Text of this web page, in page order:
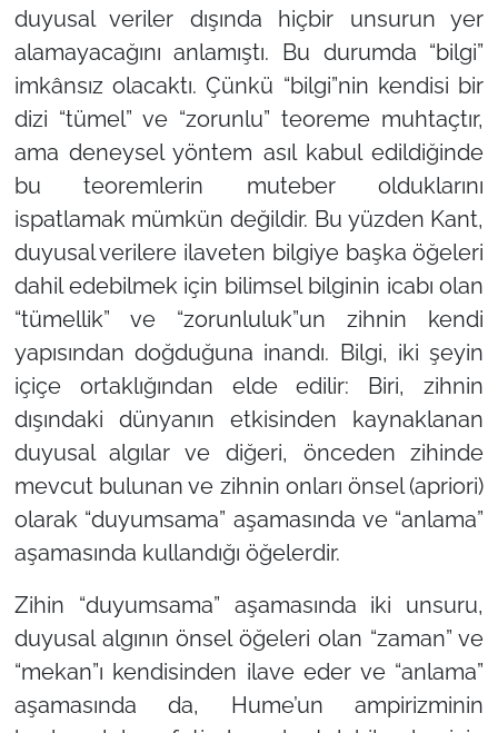
duyusal veriler dışında hiçbir unsurun yer
alamayacağını anlamıştı. Bu durumda “bilgi”
imkânsız olacaktı. Çünkü “bilgi”nin kendisi bir
dizi “tümel” ve “zorunlu” teoreme muhtaçtır,
ama deneysel yöntem asıl kabul edildiğinde
bu teoremlerin muteber olduklarını
ispatlamak mümkün değildir. Bu yüzden Kant,
duyusal verilere ilaveten bilgiye başka öğeleri
dahil edebilmek için bilimsel bilginin icabı olan
“tümellik” ve “zorunluluk”un zihnin kendi
yapısından doğduğuna inandı. Bilgi, iki şeyin
içiçe ortaklığından elde edilir: Biri, zihnin
dışındaki dünyanın etkisinden kaynaklanan
duyusal algılar ve diğeri, önceden zihinde
mevcut bulunan ve zihnin onları önsel (apriori)
olarak “duyumsama” aşamasında ve “anlama”
aşamasında kullandığı öğelerdir.
Zihin “duyumsama” aşamasında iki unsuru,
duyusal algının önsel öğeleri olan “zaman” ve
“mekan”ı kendisinden ilave eder ve “anlama”
aşamasında da, Hume’un ampirizminin